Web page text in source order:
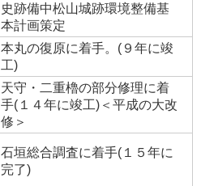
史跡備中松山城跡環境整備基
本計画策定
本丸の復原に着手。(９年に竣
工)
天守・二重櫓の部分修理に着
手(１４年に竣工)＜平成の大改
修＞
石垣総合調査に着手(１５年に
完了)